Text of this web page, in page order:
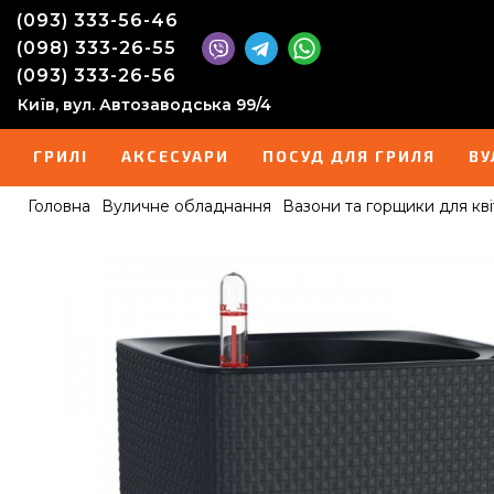
(093) 333-56-46
(098) 333-26-55
(093) 333-26-56
Київ, вул. Автозаводська 99/4
ГРИЛІ АКСЕСУАРИ ПОСУД ДЛЯ ГРИЛЯ
Головна Вуличне обладнання Вазони та горщики для